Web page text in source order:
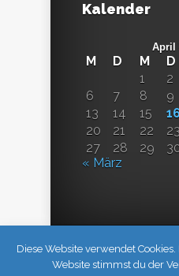
Kalender
April
M D M D
1
2
6
7 8 9
13
14 15
20
21 22 23
27
28 29
« März
Diese Website verwendet
Website stimmst du der